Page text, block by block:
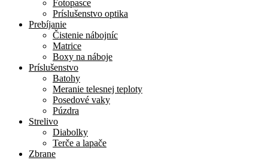
Fotopasce
Príslušenstvo optika
Prebíjanie
Čistenie nábojníc
Matrice
Boxy na náboje
Príslušenstvo
Batohy
Meranie telesnej teploty
Posedové vaky
Púzdra
Strelivo
Diabolky
Terče a lapače
Zbrane